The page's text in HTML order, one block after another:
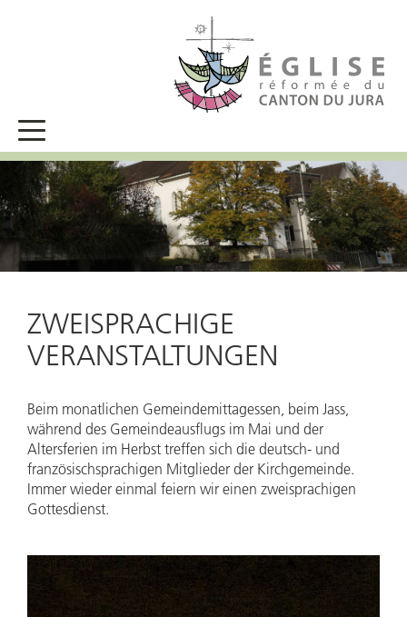
ZWEISPRACHIGE
VERANSTALTUNGEN
Beim monatlichen Gemeindemittagessen, beim Jass,
während des Gemeindeausflugs im Mai und der
Altersferien im Herbst treffen sich die deutsch- und
französischsprachigen Mitglieder der Kirchgemeinde.
Immer wieder einmal feiern wir einen zweisprachigen
Gottesdienst.